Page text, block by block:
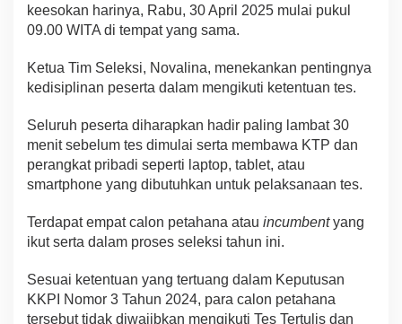
keesokan harinya, Rabu, 30 April 2025 mulai pukul
09.00 WITA di tempat yang sama.
Ketua Tim Seleksi, Novalina, menekankan pentingnya
kedisiplinan peserta dalam mengikuti ketentuan tes.
Seluruh peserta diharapkan hadir paling lambat 30
menit sebelum tes dimulai serta membawa KTP dan
perangkat pribadi seperti laptop, tablet, atau
smartphone yang dibutuhkan untuk pelaksanaan tes.
Terdapat empat calon petahana atau incumbentyang
ikut serta dalam proses seleksi tahun ini.
Sesuai ketentuan yang tertuang dalam Keputusan
KKPI Nomor 3 Tahun 2024, para calon petahana
tersebut tidak diwajibkan mengikuti Tes Tertulis dan